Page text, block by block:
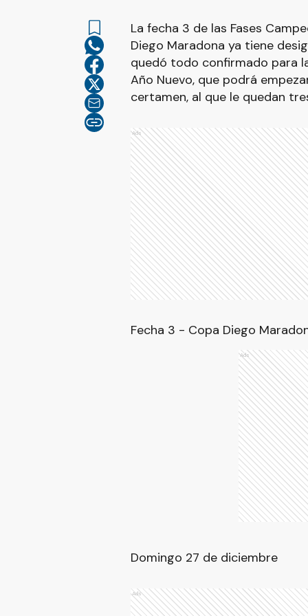
La fecha 3 de las Fases
Diego Maradona ya tiene
quedó todo confirmado para
Año Nuevo, que podrá
certamen, al que le quedan
Ads
Fecha 3 - Copa Diego
Ads
Domingo 27 de diciembre
Ads